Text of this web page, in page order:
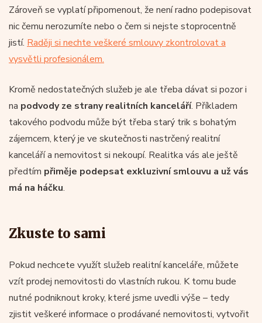
Zároveň se vyplatí připomenout, že není radno podepisovat
nic čemu nerozumíte nebo o čem si nejste stoprocentně
jistí. Raději si nechte veškeré smlouvy zkontrolovat a
vysvětli profesionálem.
Kromě nedostatečných služeb je ale třeba dávat si pozor i
na podvody ze strany realitních kanceláří. Příkladem
takového podvodu může být třeba starý trik s bohatým
zájemcem, který je ve skutečnosti nastrčený realitní
kanceláří a nemovitost si nekoupí. Realitka vás ale ještě
předtím přiměje podepsat exkluzivní smlouvu a už vás
má na háčku.
Zkuste to sami
Pokud nechcete využít služeb realitní kanceláře, můžete
vzít prodej nemovitosti do vlastních rukou. K tomu bude
nutné podniknout kroky, které jsme uvedli výše – tedy
zjistit veškeré informace o prodávané nemovitosti, vytvořit